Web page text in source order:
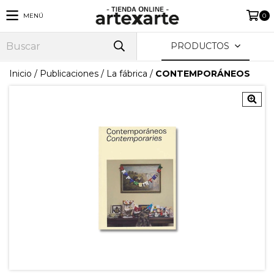
MENÚ 0
PRODUCTOS
Inicio / Publicaciones / La fábrica / CONTEMPORÁNEOS